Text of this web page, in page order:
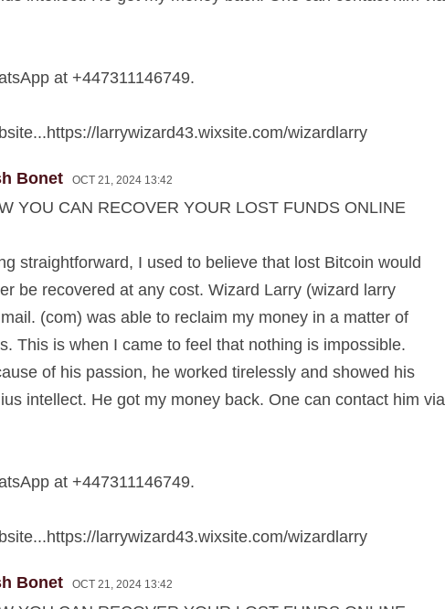
at +447311146749.
larrywizard43.wixsite.com/wizardlarry
Bonet OCT 21, 2024 13:42
YOU CAN RECOVER YOUR LOST FUNDS ONLINE
straightforward, I used to believe that lost Bitcoin would
be recovered at any cost. Wizard Larry (wizard larry
(com) was able to reclaim my money in a matter of
This is when I came to feel that nothing is impossible.
of his passion, he worked tirelessly and showed his
intellect. He got my money back. One can contact him via
at +447311146749.
larrywizard43.wixsite.com/wizardlarry
Bonet OCT 21, 2024 13:42